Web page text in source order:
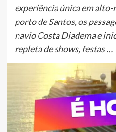
experiência única em
porto de Santos, os
navio Costa Diadema e
repleta de shows, festas …